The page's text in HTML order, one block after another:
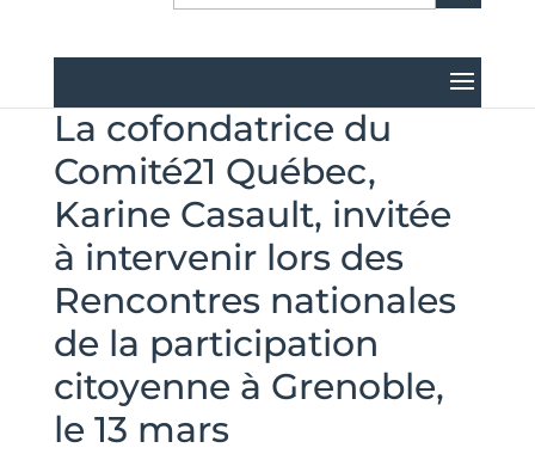
La cofondatrice du
Comité21 Québec,
Karine Casault, invitée
à intervenir lors des
Rencontres nationales
de la participation
citoyenne à Grenoble,
le 13 mars